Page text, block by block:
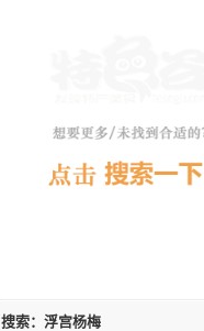
搜索：浮宫杨梅